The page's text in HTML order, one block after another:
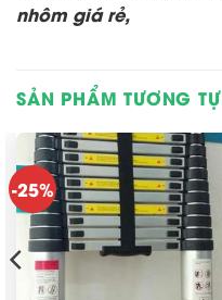
nhôm giá rẻ,
SẢN PHẨM TƯƠNG TỰ
-25%